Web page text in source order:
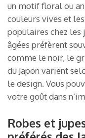
un motif floral ou
couleurs vives et
populaires chez les
âgées préfèrent
comme le noir, le
du Japon varient
le design. Vous
votre goût dans
Robes et